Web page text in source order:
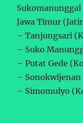
Jawa Timur
– Tanjungsari
– Suko
– Putat Gede
– Sonokwijenan
– Simomulyo